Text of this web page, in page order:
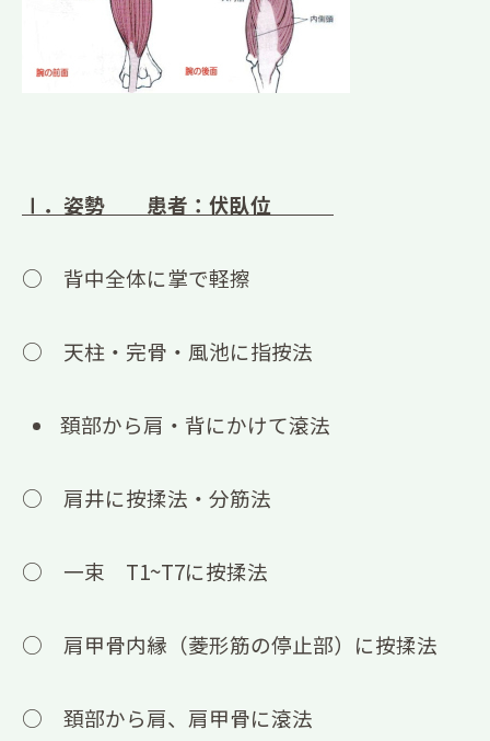
Ⅰ．姿勢 患者：伏臥位
○ 背中全体に掌で軽擦
○ 天柱・完骨・風池に指按法
頚部から肩・背にかけて滾法
○ 肩井に按揉法・分筋法
○ 一束 T1~T7に按揉法
○ 肩甲骨内縁（菱形筋の停止部）に按揉法
○ 頚部から肩、肩甲骨に滾法